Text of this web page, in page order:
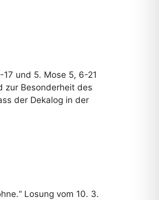
und 5. Mose 5, 6-21
zur Besonderheit des
der Dekalog in der
Losung vom 10. 3.